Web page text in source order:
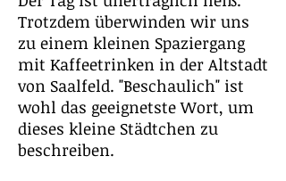
Trotzdem überwinden wir uns
zu einem kleinen Spaziergang
mit Kaffeetrinken in der Altstadt
von Saalfeld. "Beschaulich" ist
wohl das geeignetste Wort, um
dieses kleine Städtchen zu
beschreiben.